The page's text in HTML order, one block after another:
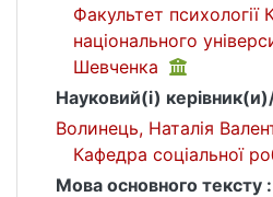
Факультет психології
національного
Шевченка
Науковий(і)
Волинець, Наталія
Кафедра соціальної
Мова основного тексту :